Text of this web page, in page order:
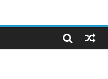
почему кокосовая вода с
главным трендом